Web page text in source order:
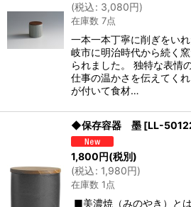
(税込: 3,080円)
在庫数 7点
一本一本丁寧に削ぎをい
岐市に明治時代から続く
られました。 独特な表情
仕事の温かさを伝えてく
が付いて食材…
◆保存容器 墨 [LL-
1,800円(税別)
(税込: 1,980円)
在庫数 1点
■美濃焼（みのやき）と